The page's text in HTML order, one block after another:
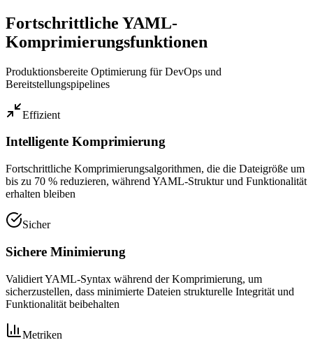
Fortschrittliche YAML-
Komprimierungsfunktionen
Produktionsbereite Optimierung für DevOps und
Bereitstellungspipelines
Effizient
Intelligente Komprimierung
Fortschrittliche Komprimierungsalgorithmen, die die Dateigröße um
bis zu 70 % reduzieren, während YAML-Struktur und Funktionalität
erhalten bleiben
Sicher
Sichere Minimierung
Validiert YAML-Syntax während der Komprimierung, um
sicherzustellen, dass minimierte Dateien strukturelle Integrität und
Funktionalität beibehalten
Metriken